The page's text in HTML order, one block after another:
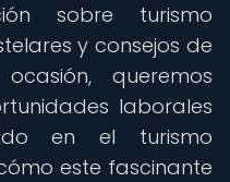
sobre turismo
y consejos de
queremos
laborales
en el turismo
este fascinante